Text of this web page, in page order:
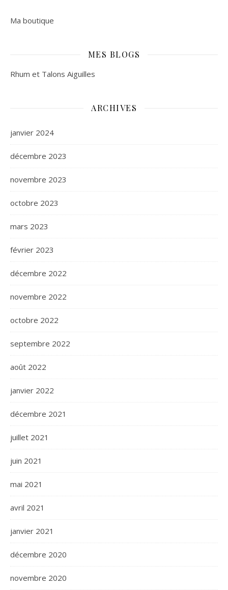
Ma boutique
MES BLOGS
Rhum et Talons Aiguilles
ARCHIVES
janvier 2024
décembre 2023
novembre 2023
octobre 2023
mars 2023
février 2023
décembre 2022
novembre 2022
octobre 2022
septembre 2022
août 2022
janvier 2022
décembre 2021
juillet 2021
juin 2021
mai 2021
avril 2021
janvier 2021
décembre 2020
novembre 2020